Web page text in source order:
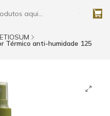
Térmico anti-humidade 125